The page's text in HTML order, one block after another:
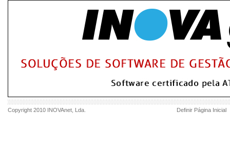
Copyright 2010 INOVAnet , Lda. Definir Página Inicial